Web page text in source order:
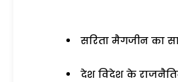
सरिता मैगजीन का
देश विदेश के